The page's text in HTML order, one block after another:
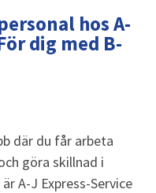
hos A-
dig med B-
där du får arbeta
göra skillnad i
A-J Express-Service